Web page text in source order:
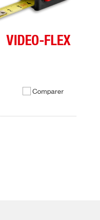
VIDEO-FLEX
Comparer